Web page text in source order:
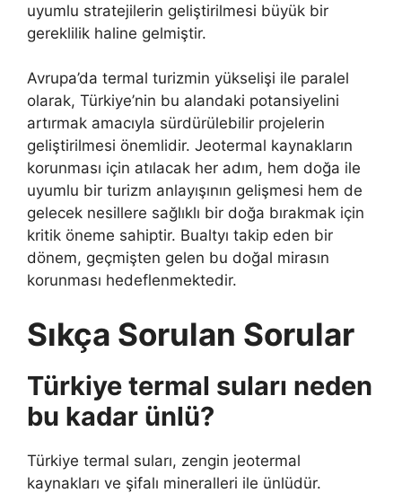
uyumlu stratejilerin geliştirilmesi büyük bir
gereklilik haline gelmiştir.
Avrupa’da termal turizmin yükselişi ile paralel
olarak, Türkiye’nin bu alandaki potansiyelini
artırmak amacıyla sürdürülebilir projelerin
geliştirilmesi önemlidir. Jeotermal kaynakların
korunması için atılacak her adım, hem doğa ile
uyumlu bir turizm anlayışının gelişmesi hem de
gelecek nesillere sağlıklı bir doğa bırakmak için
kritik öneme sahiptir. Bualtyı takip eden bir
dönem, geçmişten gelen bu doğal mirasın
korunması hedeflenmektedir.
Sıkça Sorulan Sorular
Türkiye termal suları neden
bu kadar ünlü?
Türkiye termal suları, zengin jeotermal
kaynakları ve şifalı mineralleri ile ünlüdür.